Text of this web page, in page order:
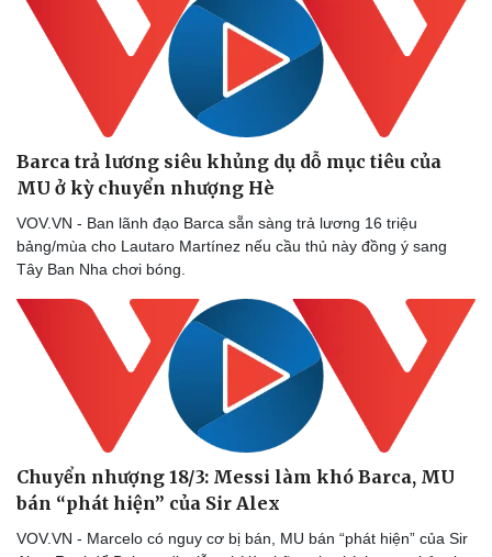
Dinh dưỡng - món ngon
Cây thuốc
Sản phụ khoa
Nhi khoa
Nam khoa
Làm đẹp - giảm cân
Phòng mạch online
Ăn sạch sống khỏe
Đời sống
Nhà đẹp
Blog
Barca trả lương siêu khủng dụ dỗ mục tiêu của
MU ở kỳ chuyển nhượng Hè
VOV.VN - Ban lãnh đạo Barca sẵn sàng trả lương 16 triệu
bảng/mùa cho Lautaro Martínez nếu cầu thủ này đồng ý sang
Tây Ban Nha chơi bóng.
Chuyển nhượng 18/3: Messi làm khó Barca, MU
bán “phát hiện” của Sir Alex
VOV.VN - Marcelo có nguy cơ bị bán, MU bán “phát hiện” của Sir